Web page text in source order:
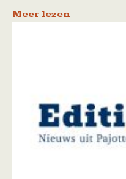
Meer lezen